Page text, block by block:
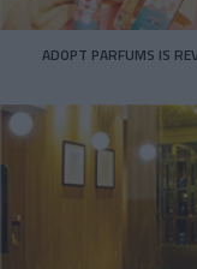
ADOPT PARFUMS IS